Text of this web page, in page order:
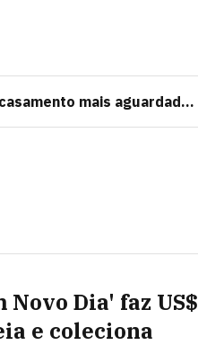
mais aguardado
Dia' faz US$
e coleciona